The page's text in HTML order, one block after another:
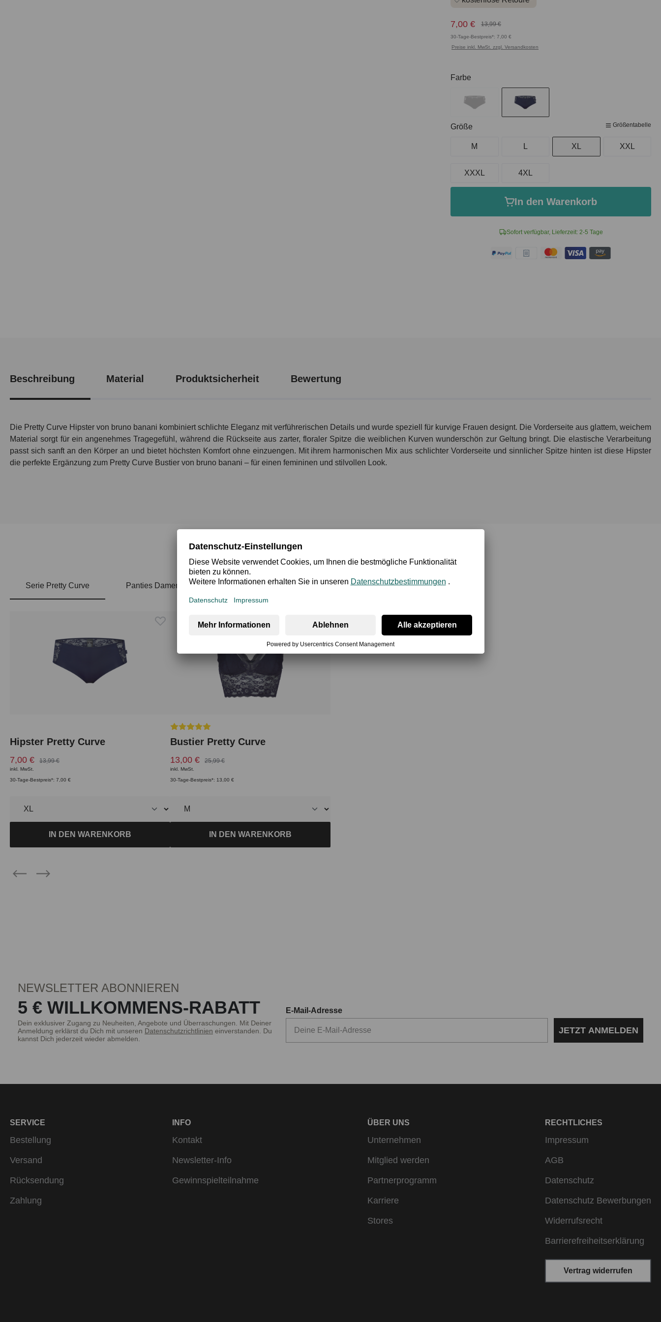
7,00 € 13,99 €
30-Tage-Bestpreis*: 7,00 €
Preise inkl. MwSt. zzgl. Versandkosten
Sofort verfügbar, Lieferzeit: 2-5 Tage
Farbe
Größe Größentabelle
M L XL XXL
XXXL 4XL
In den Warenkorb
Beschreibung Material Produktsicherheit Bewertung
Die Pretty Curve Hipster von bruno banani kombiniert schlichte Eleganz mit verführerischen Details und wurde speziell für kurvige Frauen designt. Die Vorderseite aus glattem, weichem
Material sorgt für ein angenehmes Tragegefühl, während die Rückseite aus zarter, floraler Spitze die weiblichen Kurven wunderschön zur Geltung bringt. Die elastische Verarbeitung
passt sich sanft an den Körper an und bietet höchsten Komfort ohne einzuengen. Mit ihrem harmonischen Mix aus schlichter Vorderseite und sinnlicher Spitze hinten ist diese Hipster
die perfekte Ergänzung zum Pretty Curve Bustier von bruno banani – für einen femininen und stilvollen Look.
Serie Pretty Curve Panties Damen
Hipster Pretty Curve
7,00 € 13,99 €
inkl. MwSt.
30-Tage-Bestpreis*: 7,00 €
IN DEN WARENKORB
Top Rated
Durchschnittliche Bewertung von 5 von 5 Sternen
Bustier Pretty Curve
13,00 € 25,99 €
inkl. MwSt.
30-Tage-Bestpreis*: 13,00 €
IN DEN WARENKORB
NEWSLETTER ABONNIEREN
5 € WILLKOMMENS-RABATT
Dein exklusiver Zugang zu Neuheiten, Angebote und Überraschungen. Mit Deiner
Anmeldung erklärst du Dich mit unseren Datenschutzrichtlinien einverstanden. Du
kannst Dich jederzeit wieder abmelden.
E-Mail-Adresse
JETZT ANMELDEN
SERVICE
Bestellung
Versand
Rücksendung
Zahlung
INFO
Kontakt
Newsletter-Info
Gewinnspielteilnahme
ÜBER UNS
Unternehmen
Mitglied werden
Partnerprogramm
Karriere
Stores
RECHTLICHES
Impressum
AGB
Datenschutz
Datenschutz Bewerbungen
Widerrufsrecht
Barrierefreiheitserklärung
Vertrag widerrufen